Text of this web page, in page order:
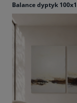
Balance dyptyk